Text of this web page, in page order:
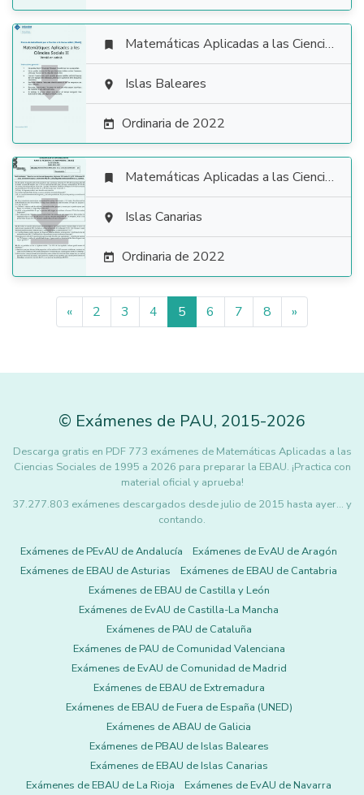

 Matemáticas Aplicadas a las Ciencias Sociales
 Islas Baleares
 Ordinaria de 2022

 Matemáticas Aplicadas a las Ciencias Sociales
 Islas Canarias
 Ordinaria de 2022
« 2 3 4 5 6 7 8 »
© Exámenes de PAU, 2015-2026
Descarga gratis en PDF 773 exámenes de Matemáticas Aplicadas a las
Ciencias Sociales de 1995 a 2026 para preparar la EBAU. ¡Practica con
material oficial y aprueba!
37.277.803 exámenes descargados desde julio de 2015 hasta ayer... y
contando.
Exámenes de PEvAU de Andalucía
Exámenes de EvAU de Aragón
Exámenes de EBAU de Asturias
Exámenes de EBAU de Cantabria
Exámenes de EBAU de Castilla y León
Exámenes de EvAU de Castilla-La Mancha
Exámenes de PAU de Cataluña
Exámenes de PAU de Comunidad Valenciana
Exámenes de EvAU de Comunidad de Madrid
Exámenes de EBAU de Extremadura
Exámenes de EBAU de Fuera de España (UNED)
Exámenes de ABAU de Galicia
Exámenes de PBAU de Islas Baleares
Exámenes de EBAU de Islas Canarias
Exámenes de EBAU de La Rioja
Exámenes de EvAU de Navarra